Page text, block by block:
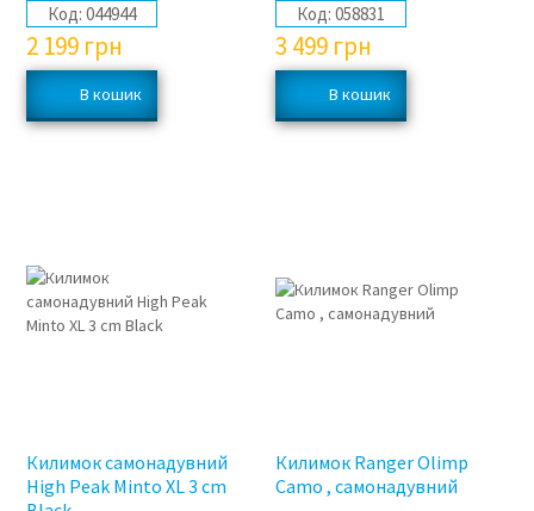
Код: 044944
2 199 грн
Код: 058831
3 499 грн
Килимок самонадувний
High Peak Minto XL 3 cm
Килимок Ranger Оlimp
Camo , самонадувний